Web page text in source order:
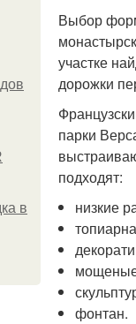
в
Выбор
участке
дорожки
парки
подходят:
низкие
фонтан.